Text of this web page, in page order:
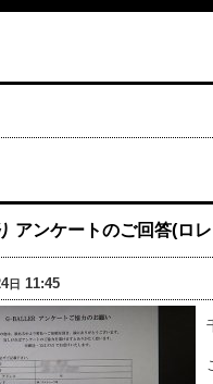
アンケートのご回答(ロ
日 11:45